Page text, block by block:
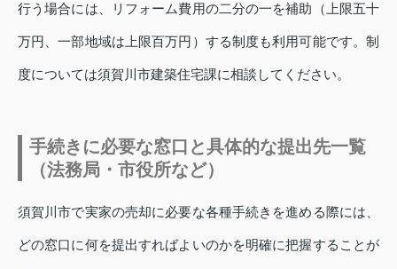
行う場合には、リフォーム費用の二分の一を補助（上限五十
万円、一部地域は上限百万円）する制度も利用可能です。制
度については須賀川市建築住宅課に相談してください。
手続きに必要な窓口と具体的な提出先一覧
（法務局・市役所など）
須賀川市で実家の売却に必要な各種手続きを進める際には、
どの窓口に何を提出すればよいのかを明確に把握することが